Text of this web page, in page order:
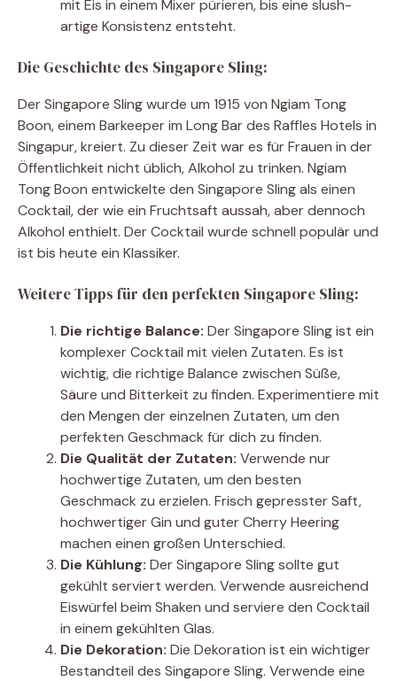
mit Eis in einem Mixer pürieren, bis eine slush-
artige Konsistenz entsteht.
Die Geschichte des Singapore Sling:
Der Singapore Sling wurde um 1915 von Ngiam Tong
Boon, einem Barkeeper im Long Bar des Raffles Hotels in
Singapur, kreiert. Zu dieser Zeit war es für Frauen in der
Öffentlichkeit nicht üblich, Alkohol zu trinken. Ngiam
Tong Boon entwickelte den Singapore Sling als einen
Cocktail, der wie ein Fruchtsaft aussah, aber dennoch
Alkohol enthielt. Der Cocktail wurde schnell populär und
ist bis heute ein Klassiker.
Weitere Tipps für den perfekten Singapore Sling:
Die richtige Balance: Der Singapore Sling ist ein
komplexer Cocktail mit vielen Zutaten. Es ist
wichtig, die richtige Balance zwischen Süße,
Säure und Bitterkeit zu finden. Experimentiere mit
den Mengen der einzelnen Zutaten, um den
perfekten Geschmack für dich zu finden.
Die Qualität der Zutaten: Verwende nur
hochwertige Zutaten, um den besten
Geschmack zu erzielen. Frisch gepresster Saft,
hochwertiger Gin und guter Cherry Heering
machen einen großen Unterschied.
Die Kühlung: Der Singapore Sling sollte gut
gekühlt serviert werden. Verwende ausreichend
Eiswürfel beim Shaken und serviere den Cocktail
in einem gekühlten Glas.
Die Dekoration: Die Dekoration ist ein wichtiger
Bestandteil des Singapore Sling. Verwende eine